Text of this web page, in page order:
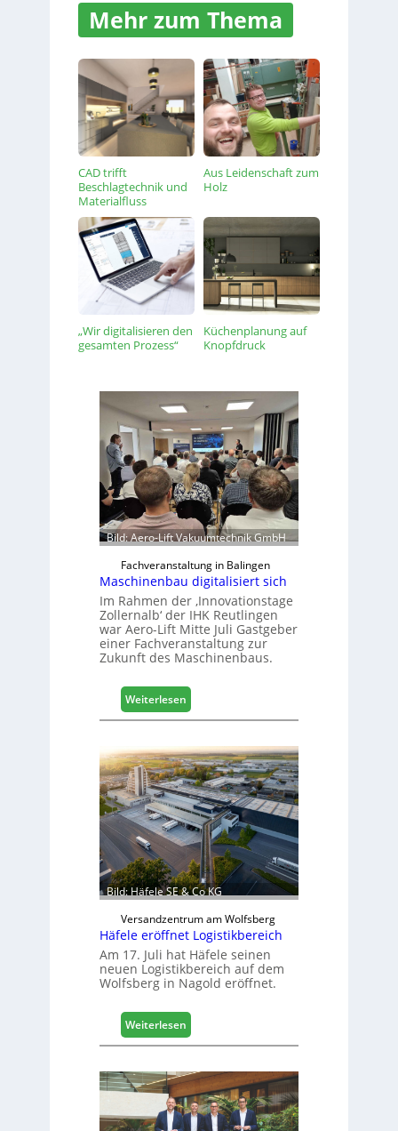
Mehr zum Thema
CAD trifft
Beschlagtechnik und
Materialfluss
Aus Leidenschaft zum
Holz
„Wir digitalisieren den
gesamten Prozess“
Küchenplanung auf
Knopfdruck
Bild: Aero-Lift Vakuumtechnik GmbH
Fachveranstaltung in Balingen
Maschinenbau digitalisiert sich
Im Rahmen der ‚Innovationstage
Zollernalb‘ der IHK Reutlingen
war Aero-Lift Mitte Juli Gastgeber
einer Fachveranstaltung zur
Zukunft des Maschinenbaus.
Weiterlesen:
M
s
c
h
i
n
e
n
b
a
u
d
i
g
i
t
i
i
e
r
t
Bild: Häfele SE & Co KG
Versandzentrum am Wolfsberg
Häfele eröffnet Logistikbereich
Am 17. Juli hat Häfele seinen
neuen Logistikbereich auf dem
Wolfsberg in Nagold eröffnet.
Weiterlesen:
H
f
e
l
e